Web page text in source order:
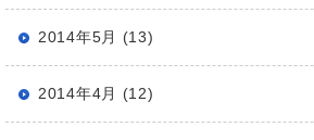
2014年5月 (13)
2014年4月 (12)